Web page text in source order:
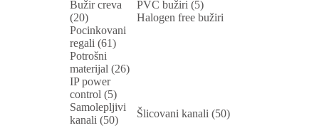
Bužir creva
(20)
PVC bužiri (5)
Halogen free bužiri
Pocinkovani
regali (61)
Potrošni
materijal (26)
IP power
control (5)
Samolepljivi
kanali (50)
Šlicovani kanali (50)